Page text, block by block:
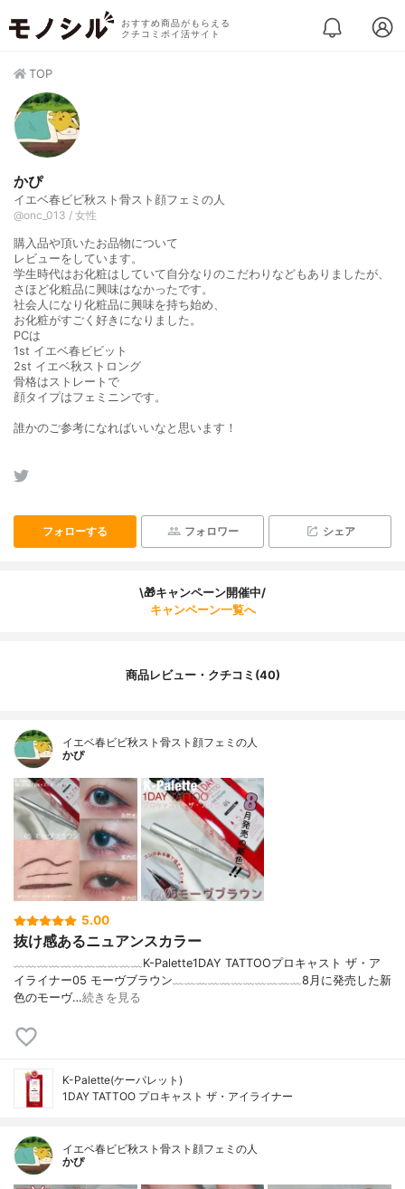
おすすめ商品がもらえる
クチコミポイ活サイト
TOP
かぴ
イエベ春ビビ秋スト骨スト顔フェミの人
@onc_013 / 女性
購入品や頂いたお品物について
レビューをしています。
学生時代はお化粧はしていて自分なりのこだわりなどもありましたが、
さほど化粧品に興味はなかったです。
社会人になり化粧品に興味を持ち始め、
お化粧がすごく好きになりました。
PCは
1st イエベ春ビビット
2st イエベ秋ストロング
骨格はストレートで
顔タイプはフェミニンです。
誰かのご参考になればいいなと思います！
フォローする フォロワー シェア
\🎁キャンペーン開催中/
キャンペーン一覧へ
商品レビュー・クチコミ(40)
イエベ春ビビ秋スト骨スト顔フェミの人
かぴ
5.00
抜け感あるニュアンスカラー
﹏﹏﹏﹏﹏﹏﹏﹏﹏﹏﹏K-Palette1DAY TATTOOプロキャスト ザ・ア
イライナー05 モーヴブラウン﹏﹏﹏﹏﹏﹏﹏﹏﹏﹏﹏8月に発売した新
色のモーヴ…続きを見る
K-Palette(ケーパレット)
1DAY TATTOO プロキャスト ザ・アイライナー
イエベ春ビビ秋スト骨スト顔フェミの人
かぴ